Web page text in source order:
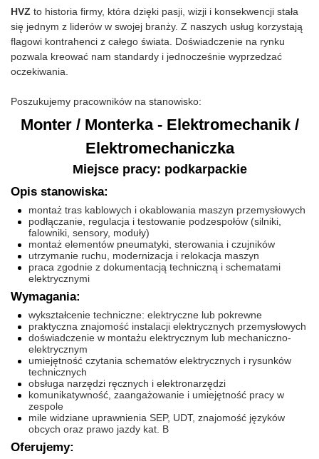
HVZ to historia firmy, która dzięki pasji, wizji i konsekwencji stała
się jednym z liderów w swojej branży. Z naszych usług korzystają
flagowi kontrahenci z całego świata. Doświadczenie na rynku
pozwala kreować nam standardy i jednocześnie wyprzedzać
oczekiwania.
Poszukujemy pracowników na stanowisko:
Monter / Monterka - Elektromechanik /
Elektromechaniczka
Miejsce pracy: podkarpackie
Opis stanowiska:
montaż tras kablowych i okablowania maszyn przemysłowych
podłączanie, regulacja i testowanie podzespołów (silniki,
falowniki, sensory, moduły)
montaż elementów pneumatyki, sterowania i czujników
utrzymanie ruchu, modernizacja i relokacja maszyn
praca zgodnie z dokumentacją techniczną i schematami
elektrycznymi
Wymagania:
wykształcenie techniczne: elektryczne lub pokrewne
praktyczna znajomość instalacji elektrycznych przemysłowych
doświadczenie w montażu elektrycznym lub mechaniczno-
elektrycznym
umiejętność czytania schematów elektrycznych i rysunków
technicznych
obsługa narzędzi ręcznych i elektronarzędzi
komunikatywność, zaangażowanie i umiejętność pracy w
zespole
mile widziane uprawnienia SEP, UDT, znajomość języków
obcych oraz prawo jazdy kat. B
Oferujemy: